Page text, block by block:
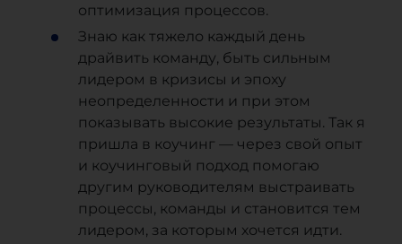
оптимизация процессов.
Знаю как тяжело каждый день
драйвить команду, быть сильным
лидером в кризисы и эпоху
неопределенности и при этом
показывать высокие результаты. Так я
пришла в коучинг — через свой опыт
и коучинговый подход помогаю
другим руководителям выстраивать
процессы, команды и становится тем
лидером, за которым хочется идти.